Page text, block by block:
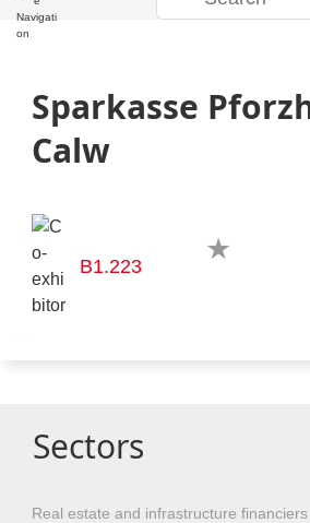
Sparkasse
Calw
B1.223
Sectors
Real estate and infrastructure financiers